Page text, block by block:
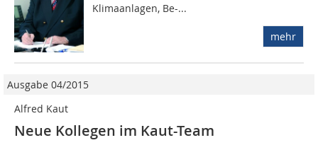
Klimaanlagen, Be-...
mehr
Ausgabe 04/2015
Alfred Kaut
Neue Kollegen im Kaut-Team